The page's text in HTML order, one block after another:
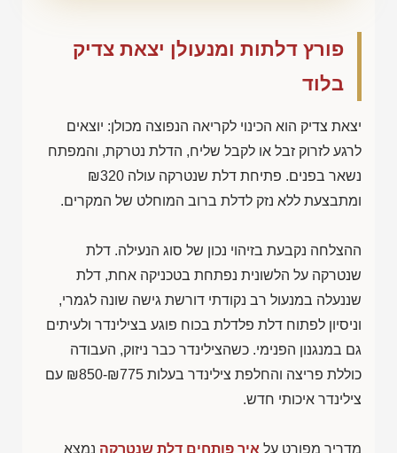
פורץ דלתות ומנעולן יצאת צדיק
בלוד
יצאת צדיק הוא הכינוי לקריאה הנפוצה מכולן: יוצאים
לרגע לזרוק זבל או לקבל שליח, הדלת נטרקת, והמפתח
נשאר בפנים. פתיחת דלת שנטרקה עולה ₪320
ומתבצעת ללא נזק לדלת ברוב המוחלט של המקרים.
ההצלחה נקבעת בזיהוי נכון של סוג הנעילה. דלת
שנטרקה על הלשונית נפתחת בטכניקה אחת, דלת
שננעלה במנעול רב נקודתי דורשת גישה שונה לגמרי,
וניסיון לפתוח דלת פלדלת בכוח פוגע בצילינדר ולעיתים
גם במנגנון הפנימי. כשהצילינדר כבר ניזוק, העבודה
כוללת פריצה והחלפת צילינדר בעלות ₪850-₪775 עם
צילינדר איכותי חדש.
מדריך מפורט על איך פותחים דלת שנטרקה נמצא